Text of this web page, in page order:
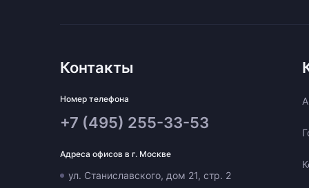
Контакты
Номер телефона
+7 (495) 255-33-53
Адреса офисов в г. Москве
ул. Станиславского, дом 21, стр. 2